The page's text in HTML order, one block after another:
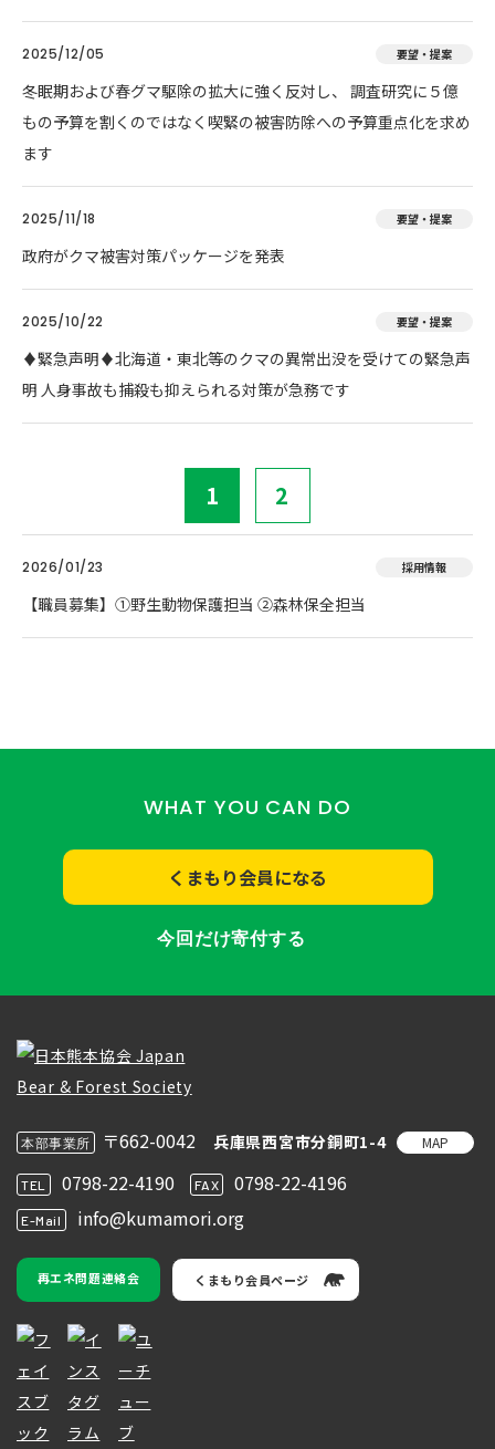
2025/12/05 要望・提案
冬眠期および春グマ駆除の拡大に強く反対し、 調査研究に５億
もの予算を割くのではなく喫緊の被害防除への予算重点化を求め
ます
2025/11/18 要望・提案
政府がクマ被害対策パッケージを発表
2025/10/22 要望・提案
♦️緊急声明♦️北海道・東北等のクマの異常出没を受けての緊急声
明 人身事故も捕殺も抑えられる対策が急務です
1 2
2026/01/23 採用情報
【職員募集】①野生動物保護担当 ②森林保全担当
WHAT YOU CAN DO
くまもり会員になる
今回だけ寄付する
本部事業所 〒662-0042 兵庫県西宮市分銅町1-4 MAP
TEL 0798-22-4190 FAX 0798-22-4196
E-Mail info@kumamori.org
再エネ問題連絡会 くまもり会員ページ